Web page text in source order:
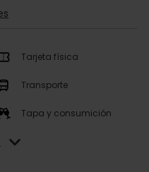
Tarjeta física
Transporte
Tapa y consumición